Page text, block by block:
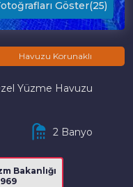
Havuzu Korunaklı
Yüzme Havuzu
2 Banyo
Bakanlığı
Göster(25)